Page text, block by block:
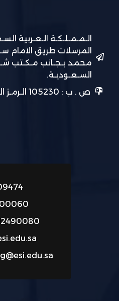
الـمـمـلـكـة الـعـربية
المرسلات طريق الامام
محمد بـجـانب مـكـتب
السـعـوديـة.
ص . ب : 105230 الـرمـز الـبـريـدي : 11646